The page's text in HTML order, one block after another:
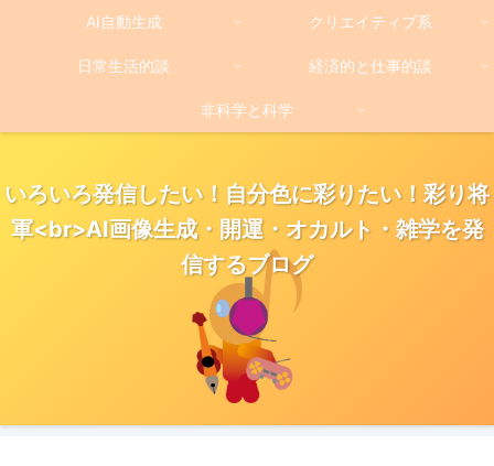
いろいろ発信したい！自分色に彩りたい！彩り将
軍<br>AI画像生成・開運・オカルト・雑学を発
信するブログ
AI自動生成 クリエイティブ系
日常生活的談 経済的と仕事的談
非科学と科学